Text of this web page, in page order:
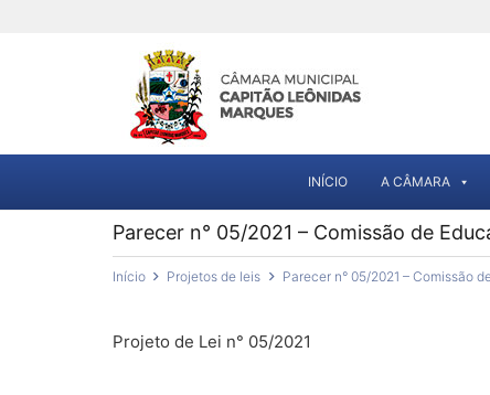
INÍCIO A CÂMARA
Parecer n° 05/2021 – Comissão de
Início Projetos de leis Parecer n° 05/2021 – Comissão
Projeto de Lei n° 05/2021